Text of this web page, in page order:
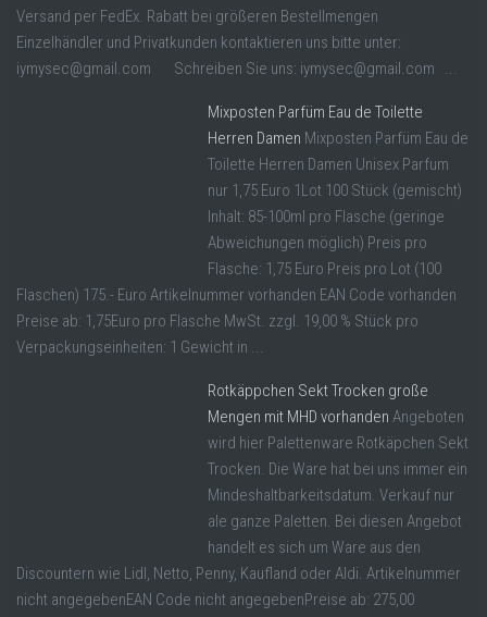
Versand per FedEx. Rabatt bei größeren Bestellmengen
Einzelhändler und Privatkunden kontaktieren uns bitte unter:
iymysec@gmail.com Schreiben Sie uns: iymysec@gmail.com ...
Mixposten Parfüm Eau de Toilette
Herren Damen Mixposten Parfüm Eau de
Toilette Herren Damen Unisex Parfum
nur 1,75 Euro 1Lot 100 Stück (gemischt)
Inhalt: 85-100ml pro Flasche (geringe
Abweichungen möglich) Preis pro
Flasche: 1,75 Euro Preis pro Lot (100
Flaschen) 175.- Euro Artikelnummer vorhanden EAN Code vorhanden
Preise ab: 1,75Euro pro Flasche MwSt. zzgl. 19,00 % Stück pro
Verpackungseinheiten: 1 Gewicht in ...
Rotkäppchen Sekt Trocken große
Mengen mit MHD vorhanden Angeboten
wird hier Palettenware Rotkäpchen Sekt
Trocken. Die Ware hat bei uns immer ein
Mindeshaltbarkeitsdatum. Verkauf nur
ale ganze Paletten. Bei diesen Angebot
handelt es sich um Ware aus den
Discountern wie Lidl, Netto, Penny, Kaufland oder Aldi. Artikelnummer
nicht angegebenEAN Code nicht angegebenPreise ab: 275,00